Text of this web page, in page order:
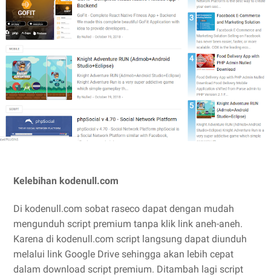
Kelebihan kodenull.com
Di kodenull.com sobat raseco dapat dengan mudah
mengunduh script premium tanpa klik link aneh-aneh.
Karena di kodenull.com script langsung dapat diunduh
melalui link Google Drive sehingga akan lebih cepat
dalam download script premium. Ditambah lagi script